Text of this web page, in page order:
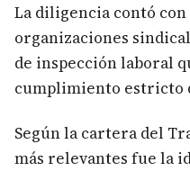
La diligencia contó
organizaciones
de inspección laboral
cumplimiento estricto
Según la cartera del
más relevantes fue la